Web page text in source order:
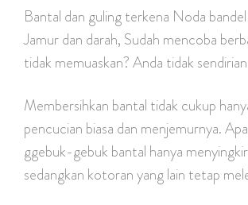
Bantal dan guling terkena Noda
Jamur dan darah, Sudah mencoba
tidak memuaskan? Anda tidak
Membersihkan bantal tidak cukup
pencucian biasa dan menjemurnya.
ggebuk-gebuk bantal hanya
sedangkan kotoran yang lain tetap